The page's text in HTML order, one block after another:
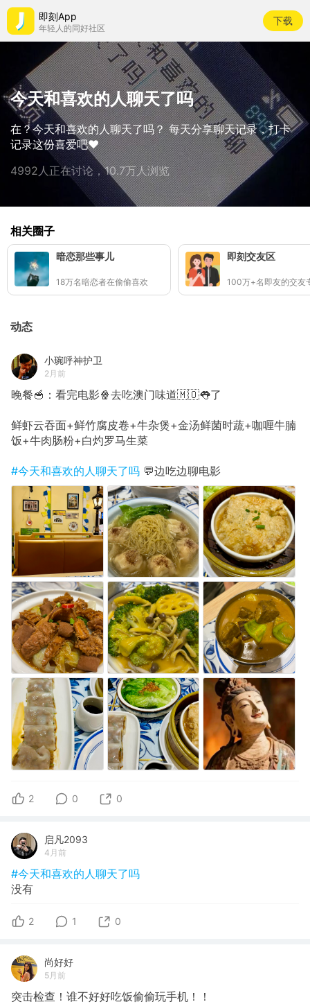
即刻App
年轻人的同好社区
下载
今天和喜欢的人聊天了吗
在？今天和喜欢的人聊天了吗？ 每天分享聊天记录，打卡
记录这份喜爱吧❤️
4992人正在讨论，10.7万人浏览
相关圈子
暗恋那些事儿
18万名暗恋者在偷偷喜欢
即刻交友区
100万+名即友的交友
动态
小琬呼神护卫
2月前
晚餐🥣：看完电影🍿去吃澳门味道🇲🇴👅了
鲜虾云吞面+鲜竹腐皮卷+牛杂煲+金汤鲜菌时蔬+咖喱牛腩
饭+牛肉肠粉+白灼罗马生菜
#今天和喜欢的人聊天了吗 💬边吃边聊电影
2 0 0
启凡2093
4月前
#今天和喜欢的人聊天了吗
没有
2 1 0
尚好好
5月前
突击检查！谁不好好吃饭偷偷玩手机！！